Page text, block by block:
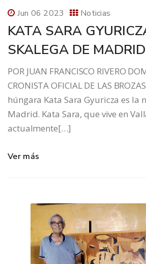
Jun 06 2023 Noticias
KATA SARA
SKALEGA DE MADRID
POR JUAN FRANCISCO RIVERO
CRONISTA OFICIAL DE LAS
húngara Kata Sara Gyuricza es la
Madrid. Kata Sara, que vive en
actualmente[…]
Ver más